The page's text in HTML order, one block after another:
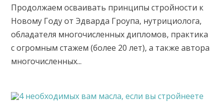
Продолжаем осваивать принципы стройности к
Новому Году от Эдварда Гроупа, нутрициолога,
обладателя многочисленных дипломов, практика
с огромным стажем (более 20 лет), а также автора
многочисленных...